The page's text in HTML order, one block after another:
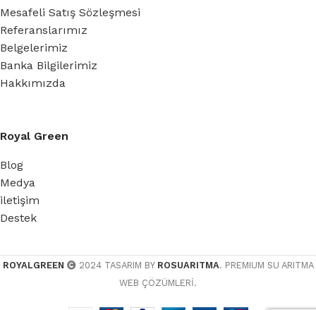
Mesafeli Satış Sözleşmesi
Referanslarımız
Belgelerimiz
Banka Bilgilerimiz
Hakkımızda
Royal Green
Blog
Medya
iletişim
Destek
ROYALGREEN 2024 TASARIM BY ROSUARITMA. PREMIUM SU ARITMA
WEB ÇÖZÜMLERİ.